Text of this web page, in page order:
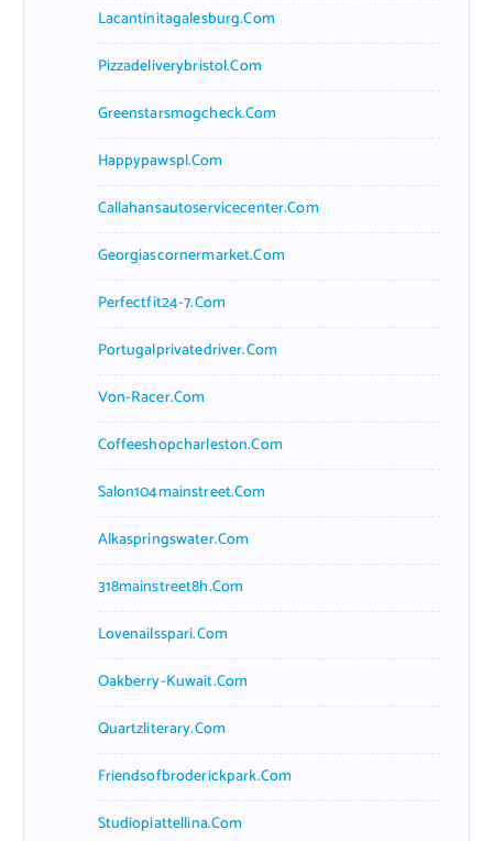
Lacantinitagalesburg.com
Pizzadeliverybristol.com
Greenstarsmogcheck.com
Happypawspl.com
Callahansautoservicecenter.com
Georgiascornermarket.com
Perfectfit24-7.com
Portugalprivatedriver.com
Von-Racer.com
Coffeeshopcharleston.com
Salon104mainstreet.com
Alkaspringswater.com
318mainstreet8h.com
Lovenailsspari.com
Oakberry-Kuwait.com
Quartzliterary.com
Friendsofbroderickpark.com
Studiopiattellina.com